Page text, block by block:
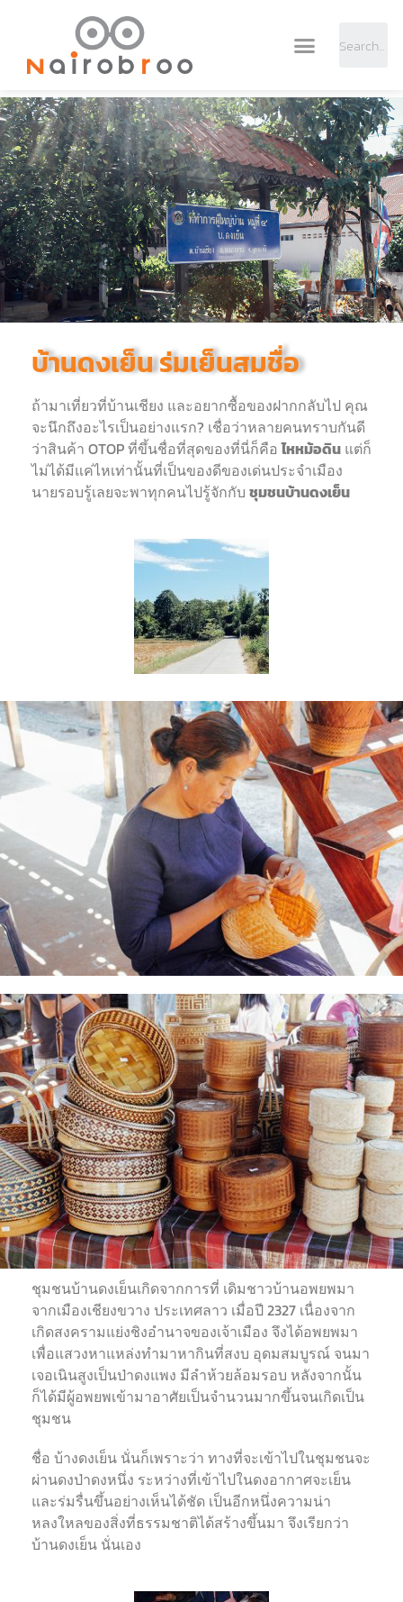
บ้านดงเย็น ร่มเย็นสมชื่อ
ถ้ามาเที่ยวที่บ้านเชียง และอยากซื้อของฝากกลับไป คุณ
จะนึกถึงอะไรเป็นอย่างแรก? เชื่อว่าหลายคนทราบกันดี
ว่าสินค้า OTOP ที่ขึ้นชื่อที่สุดของที่นี่ก็คือไหหม้อดิน แต่ก็
ไม่ได้มีแค่ไหเท่านั้นที่เป็นของดีของเด่นประจำเมือง
นายรอบรู้เลยจะพาทุกคนไปรู้จักกับ ชุมชนบ้านดงเย็น
ชุมชนบ้านดงเย็นเกิดจากการที่ เดิมชาวบ้านอพยพมา
จากเมืองเชียงขวาง ประเทศลาว เมื่อปี 2327 เนื่องจาก
เกิดสงครามแย่งชิงอำนาจของเจ้าเมือง จึงได้อพยพมา
เพื่อแสวงหาแหล่งทำมาหากินที่สงบ อุดมสมบูรณ์ จนมา
เจอเนินสูงเป็นป่าดงแพง มีลำห้วยล้อมรอบ หลังจากนั้น
ก็ได้มีผู้อพยพเข้ามาอาศัยเป็นจำนวนมากขึ้นจนเกิดเป็น
ชุมชน
ชื่อ บ้างดงเย็น นั่นก็เพราะว่า ทางที่จะเข้าไปในชุมชนจะ
ผ่านดงป่าดงหนึ่ง ระหว่างที่เข้าไปในดงอากาศจะเย็น
และร่มรื่นขึ้นอย่างเห็นได้ชัด เป็นอีกหนึ่งความน่า
หลงใหลของสิ่งที่ธรรมชาติได้สร้างขึ้นมา จึงเรียกว่า
บ้านดงเย็น นั่นเอง